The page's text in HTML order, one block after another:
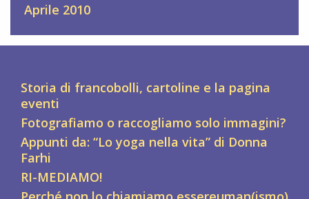
Aprile 2010
Storia di francobolli, cartoline e la pagina
eventi
Fotografiamo o raccogliamo solo immagini?
Appunti da: “Lo yoga nella vita” di Donna
Farhi
RI-MEDIAMO!